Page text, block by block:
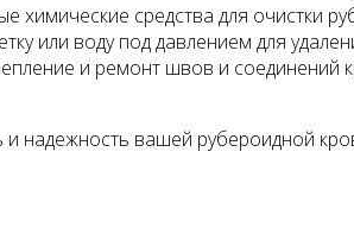
химические средства для очистки
или воду под давлением для
и ремонт швов и
надежность вашей рубероидной